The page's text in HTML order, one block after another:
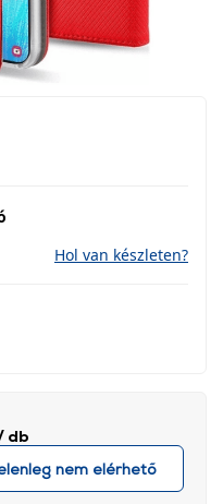
Hol van készleten?
db
nem elérhető